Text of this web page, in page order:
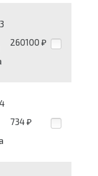
260100 ₽
734 ₽